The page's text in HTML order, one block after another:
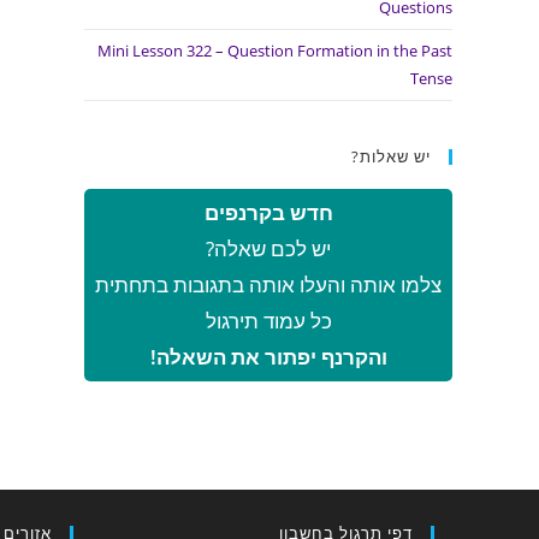
Questions
Mini Lesson 322 – Question Formation in the Past
Tense
יש שאלות?
חדש בקרנפים
יש לכם שאלה?
צלמו אותה והעלו אותה בתגובות בתחתית
כל עמוד תירגול
והקרנף יפתור את השאלה!
דפי תרגול בחשבון